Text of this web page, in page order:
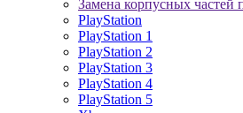
Замена корпусных частей
PlayStation
PlayStation 1
PlayStation 2
PlayStation 3
PlayStation 4
PlayStation 5